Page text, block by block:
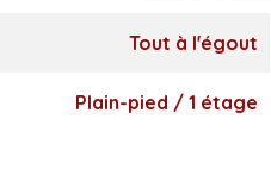
Tout à l'égout
Plain-pied / 1 étage